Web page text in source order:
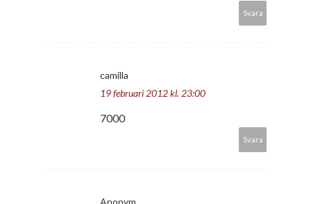
Svara
camilla
19 februari 2012 kl. 23:00
7000
Svara
Anonym